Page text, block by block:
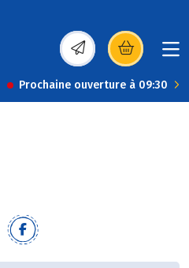
(s’ouvre dans une
Prochaine ouverture à 09:30